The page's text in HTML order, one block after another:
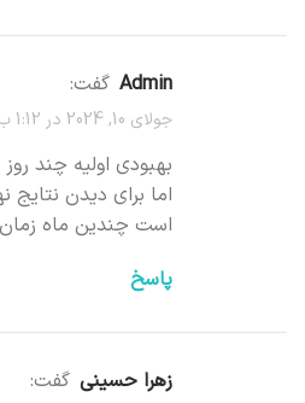
Admin گفت:
جولای 10, 2024 در 1:12 ب.ظ
بهبودی اولیه چند
اما برای دیدن
است چندین ماه زمان
پاسخ
زهرا حسینی گفت: